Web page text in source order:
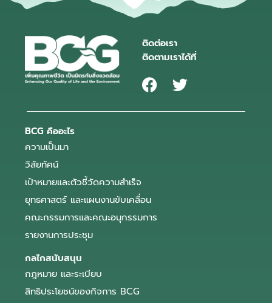
ติดต่อเรา
ติดตามเราได้ที่
BCG คืออะไร
ความเป็นมา
วิสัยทัศน์
เป้าหมายและตัวชี้วัดความสำเร็จ
ยุทธศาสตร์ และแผนงานขับเคลื่อน
คณะกรรมการและคณะอนุกรรมการ
รายงานการประชุม
กลไกสนับสนุน
กฎหมาย และระเบียบ
สิทธิประโยชน์ของกิจการ BCG